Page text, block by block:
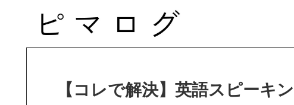
【コレで解決】英語スピーキ